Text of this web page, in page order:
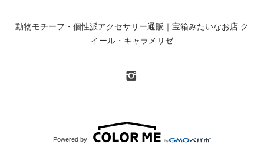
動物モチーフ・個性派アクセサリー通販｜宝箱みたいなお店 ク
イール・キャラメリゼ
Powered by